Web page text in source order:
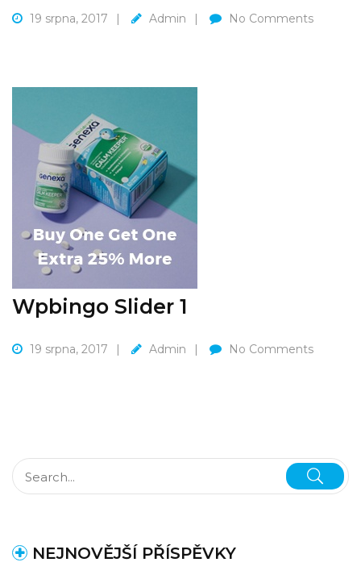
NEJNOVĚJŠÍ PŘÍSPĚVKY
19 srpna, 2017 Admin No Comments
Wpbingo Slider 1
19 srpna, 2017 Admin No Comments